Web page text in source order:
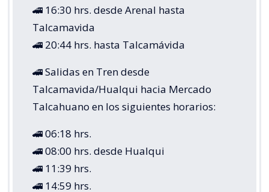
🚄 16:30 hrs. desde Arenal hasta
Talcamavida
🚄 20:44 hrs. hasta Talcamávida
🚄 Salidas en Tren desde
Talcamavida/Hualqui hacia Mercado
Talcahuano en los siguientes horarios:
🚄 06:18 hrs.
🚄 08:00 hrs. desde Hualqui
🚄 11:39 hrs.
🚄 14:59 hrs.